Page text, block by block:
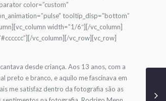
color=”custom”
tooltip_disp=”bottom”
width=”1/6″][/vc_column]
vc_column][/vc_row][vc_row]
desde criança. Aos 13 anos, com a
preto e branco, e aquilo me fascinava em
me satisfaz dentro da fotografia são as